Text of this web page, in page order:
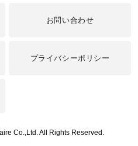
お問い合わせ
プライバシーポリシー
Co.,Ltd. All Rights Reserved.